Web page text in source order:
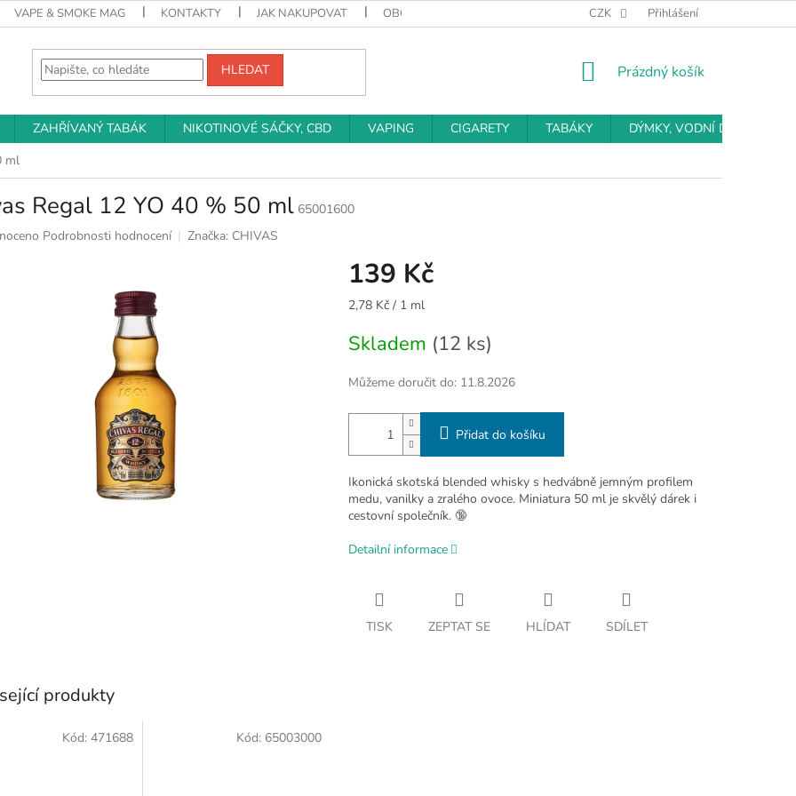
VAPE & SMOKE MAG KONTAKTY JAK NAKUPOVAT OBCHODNÍ PODMÍNKY PODMÍNKY OCHRANY OSOBNÍCH ÚDAJŮ
CZK Přihlášení
HLEDAT
NÁKUPNÍ
Prázdný košík
ZAHŘÍVANÝ TABÁK NIKOTINOVÉ SÁČKY, CBD VAPING CIGARETY TABÁKY
DÝMKY, VODNÍ DÝMKY
ml
Regal 12 YO 40 % 50 ml 65001600
Podrobnosti hodnocení Značka: CHIVAS
139 Kč
Měrná
2,78 Kč / 1 ml
Skladem (12 ks)
Můžeme doručit do: 11.8.2026
Přidat do košíku
Ikonická skotská blended whisky s hedvábně jemným profilem
medu, vanilky a zralého ovoce. Miniatura 50 ml je skvělý dárek i
cestovní společník. 🔞
Detailní informace
TISK ZEPTAT SE HLÍDAT SDÍLET
produkty
Kód: 471688 Kód: 65003000